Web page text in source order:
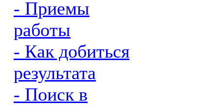
- Приемы
работы
- Как добиться
результата
- Поиск в